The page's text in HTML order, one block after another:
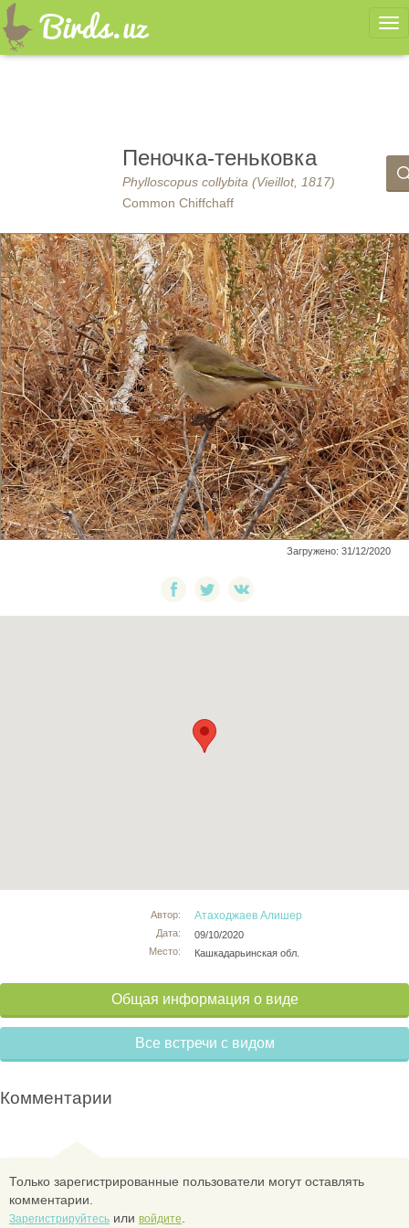
Пеночка-теньковка
Phylloscopus collybita (Vieillot, 1817)
Common Chiffchaff
Загружено: 31/12/2020
Автор:
Дата:
Место:
Атаходжаев Алишер
09/10/2020
Кашкадарьинская обл.
Общая информация о виде
Все встречи с видом
Комментарии
Только зарегистрированные пользователи могут оставлять
комментарии.
Зарегистрируйтесь или войдите